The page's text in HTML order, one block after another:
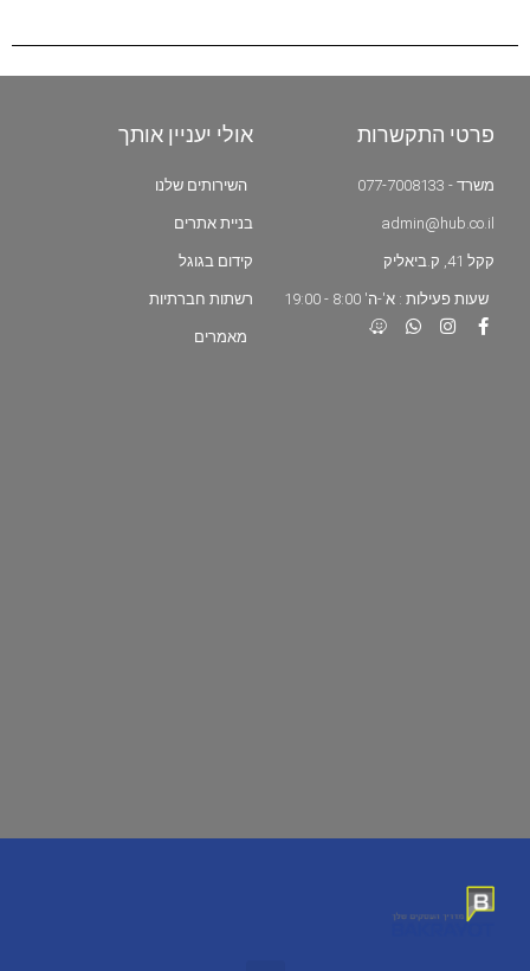
פרטי התקשרות
משרד - 077-7008133
admin@hub.co.il
קקל 41, ק.ביאליק
שעות פעילות : א'-ה' 8:00 - 19:00
אולי יעניין אותך
השירותים שלנו
בניית אתרים
קידום בגוגל
רשתות חברתיות
מאמרים